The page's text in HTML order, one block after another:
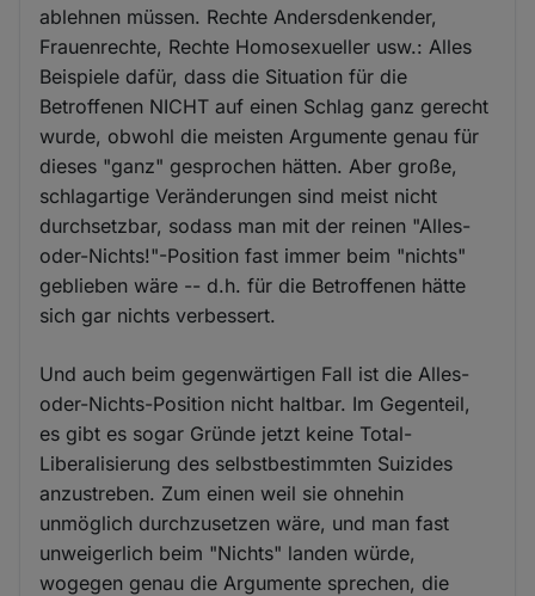
ablehnen müssen. Rechte Andersdenkender,
Frauenrechte, Rechte Homosexueller usw.: Alles
Beispiele dafür, dass die Situation für die
Betroffenen NICHT auf einen Schlag ganz gerecht
wurde, obwohl die meisten Argumente genau für
dieses "ganz" gesprochen hätten. Aber große,
schlagartige Veränderungen sind meist nicht
durchsetzbar, sodass man mit der reinen "Alles-
oder-Nichts!"-Position fast immer beim "nichts"
geblieben wäre -- d.h. für die Betroffenen hätte
sich gar nichts verbessert.
Und auch beim gegenwärtigen Fall ist die Alles-
oder-Nichts-Position nicht haltbar. Im Gegenteil,
es gibt es sogar Gründe jetzt keine Total-
Liberalisierung des selbstbestimmten Suizides
anzustreben. Zum einen weil sie ohnehin
unmöglich durchzusetzen wäre, und man fast
unweigerlich beim "Nichts" landen würde,
wogegen genau die Argumente sprechen, die